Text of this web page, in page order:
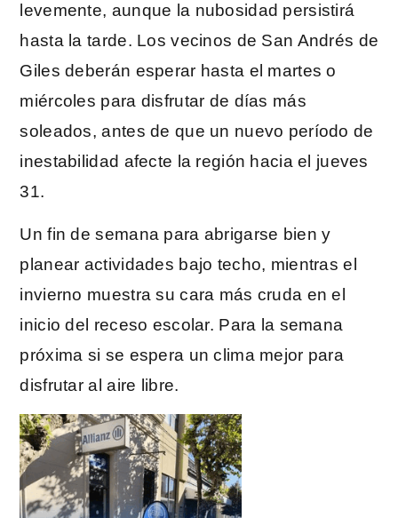
levemente, aunque la nubosidad persistirá
hasta la tarde. Los vecinos de San Andrés de
Giles deberán esperar hasta el martes o
miércoles para disfrutar de días más
soleados, antes de que un nuevo período de
inestabilidad afecte la región hacia el jueves
31.
Un fin de semana para abrigarse bien y
planear actividades bajo techo, mientras el
invierno muestra su cara más cruda en el
inicio del receso escolar. Para la semana
próxima si se espera un clima mejor para
disfrutar al aire libre.